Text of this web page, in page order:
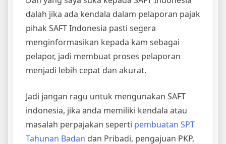
dalah jika ada kendala dalam pelaporan pajak
pihak SAFT Indonesia pasti segera
menginformasikan kepada kam sebagai
pelapor, jadi membuat proses pelaporan
menjadi lebih cepat dan akurat.
Jadi jangan ragu untuk mengunakan SAFT
indonesia, jika anda memiliki kendala atau
masalah perpajakan seperti pembuatan SPT
Tahunan Badan dan Pribadi, pengajuan PKP,